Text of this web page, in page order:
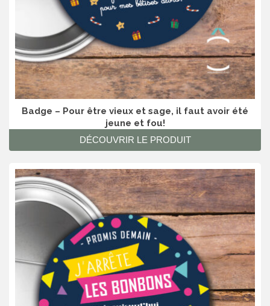
Badge – Pour être vieux et sage, il faut avoir été
jeune et fou!
DÉCOUVRIR LE PRODUIT